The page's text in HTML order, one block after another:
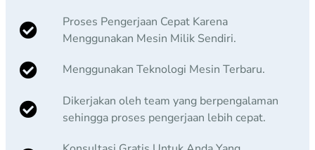
Proses Pengerjaan Cepat Karena
Menggunakan Mesin Milik Sendiri.
Menggunakan Teknologi Mesin Terbaru.
Dikerjakan oleh team yang berpengalaman
sehingga proses pengerjaan lebih cepat.